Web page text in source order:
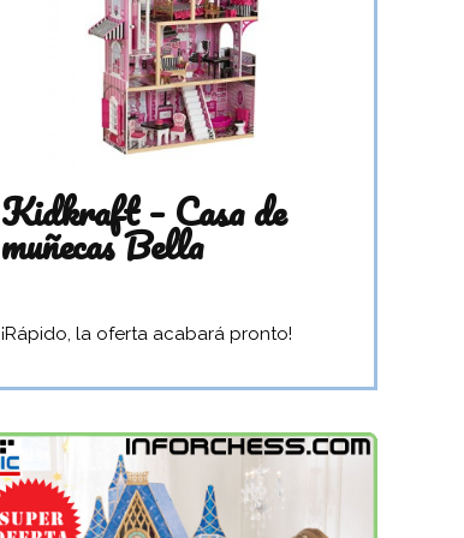
Kidkraft – Casa de
muñecas Bella
¡Rápido, la oferta acabará pronto!